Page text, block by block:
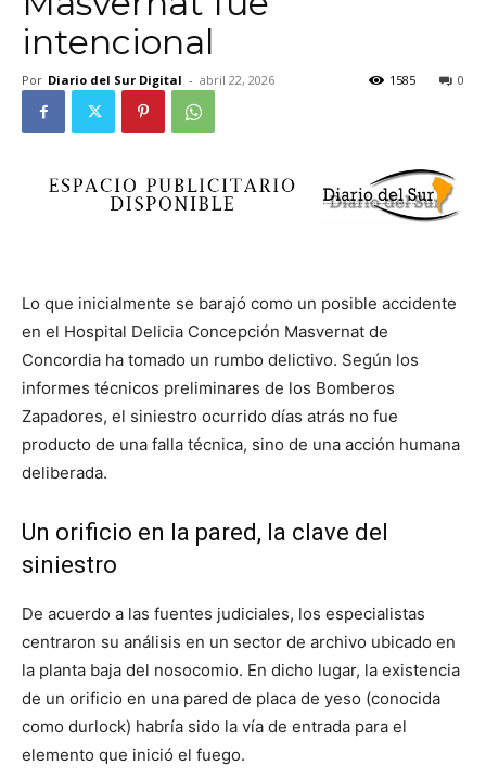
intencional
Por Diario del Sur Digital - abril 22, 2026 0
1585
Lo que inicialmente se barajó como un posible accidente
en el Hospital Delicia Concepción Masvernat de
Concordia ha tomado un rumbo delictivo. Según los
informes técnicos preliminares de los Bomberos
Zapadores, el siniestro ocurrido días atrás no fue
producto de una falla técnica, sino de una acción humana
deliberada.
Un orificio en la pared, la clave del
siniestro
De acuerdo a las fuentes judiciales, los especialistas
centraron su análisis en un sector de archivo ubicado en
la planta baja del nosocomio. En dicho lugar, la existencia
de un orificio en una pared de placa de yeso (conocida
como durlock) habría sido la vía de entrada para el
elemento que inició el fuego.